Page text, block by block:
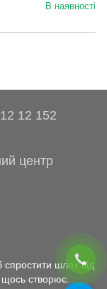
В наявності
12 152
центр
шлях від
щось створює.